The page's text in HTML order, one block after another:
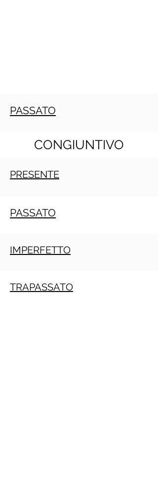
PASSATO
CONGIUNTIVO
PRESENTE
PASSATO
IMPERFETTO
TRAPASSATO